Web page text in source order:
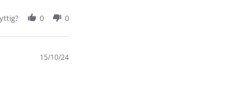
0 0
15/10/24